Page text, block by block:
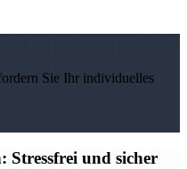
Sie Ihr individuelles
Stressfrei und sicher